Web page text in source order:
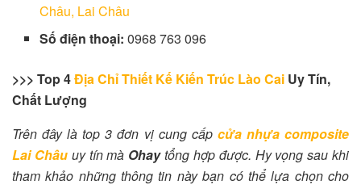
Châu, Lai Châu
Số điện thoại:0968 763 096
>>> Top 4Địa Chỉ Thiết Kế Kiến Trúc Lào Cai Uy Tín,
Chất Lượng
Trên đây là top 3 đơn vị cung cấp cửa nhựa composite
Lai Châuuy tín mà Ohaytổng hợp được. Hy vọng sau khi
tham khảo những thông tin này bạn có thể lựa chọn cho